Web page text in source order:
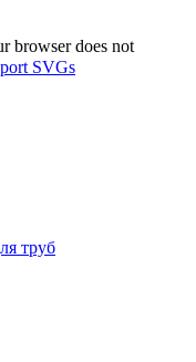
browser does not
SVGs
труб